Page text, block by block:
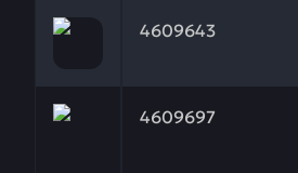
4609643
Заказывая запчасти у нас,
4609697
Заказывая запчасти у нас,